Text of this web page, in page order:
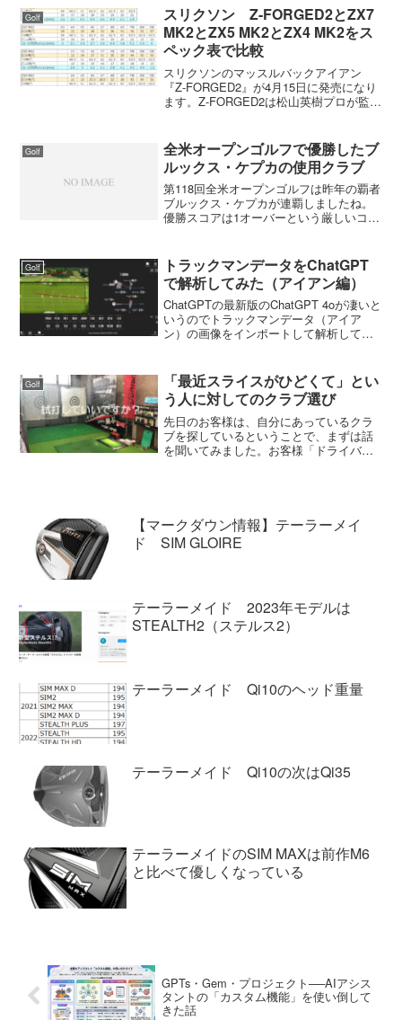
PRO、HOTMETALより...
Golf
スリクソン Z-FORGED2とZX7
MK2とZX5 MK2とZX4 MK2をス
ペック表で比較
スリクソンのマッスルバックアイアン
『Z-FORGED2』が4月15日に発売になり
ます。Z-FORGED2は松山英樹プロが監修
小さく、フェースプログレッションを前
作よりも...
Golf
全米オープンゴルフで優勝したブ
ルックス・ケプカの使用クラブ
第118回全米オープンゴルフは昨年の覇者
ブルックス・ケプカが連覇しましたね。
優勝スコアは1オーバーという厳しいコー
イバーはM3ドライバー：テーラーメイ
ド M3（三菱Di...
Golf
トラックマンデータをChatGPT
で解析してみた（アイアン編）
ChatGPTの最新版のChatGPT 4oが凄いと
いうのでトラックマンデータ（アイア
ン）の画像をインポートして解析しても
やアウトサイドインの軌道でフェースが
開いてしま...
Golf
「最近スライスがひどくて」とい
う人に対してのクラブ選び
先日のお客様は、自分にあっているクラ
ブを探しているということで、まずは話
を聞いてみました。お客様「ドライバー
【マークダウン情報】テーラーメイ
ド SIM GLOIRE
テーラーメイド 2023年モデルは
STEALTH2（ステルス2）
テーラーメイド Qi10のヘッド重量
テーラーメイド Qi10の次はQi35
テーラーメイドのSIM MAXは前作M6
と比べて優しくなっている
GPTs・Gem・プロジェクト──AIアシス
タントの「カスタム機能」を使い倒して
きた話